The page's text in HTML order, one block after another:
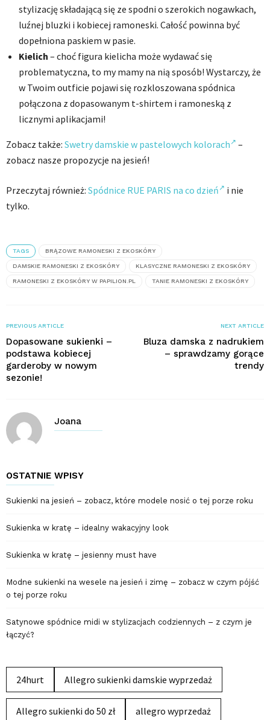
stylizację składającą się ze spodni o szerokich nogawkach,
luźnej bluzki i kobiecej ramoneski. Całość powinna być
dopełniona paskiem w pasie.
Kielich – choć figura kielicha może wydawać się
problematyczna, to my mamy na nią sposób! Wystarczy, że
w Twoim outficie pojawi się rozkloszowana spódnica
połączona z dopasowanym t-shirtem i ramoneską z
licznymi aplikacjami!
Zobacz także: Swetry damskie w pastelowych kolorach
–
zobacz nasze propozycje na jesień!
Przeczytaj również: Spódnice RUE PARIS na co dzień
i nie
tylko.
TAGS BRĄZOWE RAMONESKI Z EKOSKÓRY
DAMSKIE RAMONESKI Z EKOSKÓRY KLASYCZNE RAMONESKI Z EKOSKÓRY
RAMONESKI Z EKOSKÓRY W PAPILION.PL TANIE RAMONESKI Z EKOSKÓRY
PREVIOUS ARTICLE
Dopasowane sukienki –
podstawa kobiecej
garderoby w nowym
sezonie!
NEXT ARTICLE
Bluza damska z nadrukiem
– sprawdzamy gorące
trendy
Joana
OSTATNIE WPISY
Sukienki na jesień – zobacz, które modele nosić o tej porze roku
Sukienka w kratę – idealny wakacyjny look
Sukienka w kratę – jesienny must have
Modne sukienki na wesele na jesień i zimę – zobacz w czym pójść
o tej porze roku
Satynowe spódnice midi w stylizacjach codziennych – z czym je
łączyć?
24hurt Allegro sukienki damskie wyprzedaż
Allegro sukienki do 50 zł allegro wyprzedaż